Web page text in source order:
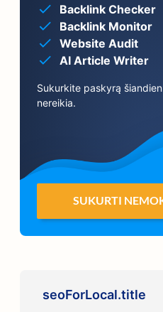
Backlink Checker
Backlink Monitor
Website Audit
AI Article Writer
Sukurkite paskyrą
nereikia.
SUKURTI
seoForLocal.title